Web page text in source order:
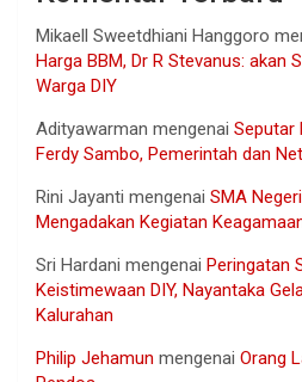
Mikaell Sweetdhiani Hanggoro
Harga BBM, Dr R Stevanus: akan
Warga DIY
Adityawarman mengenai Seputar
Ferdy Sambo, Pemerintah dan
Rini Jayanti mengenai SMA
Mengadakan Kegiatan
Sri Hardani mengenai Peringatan
Keistimewaan DIY, Nayantaka
Kalurahan
Philip Jehamun mengenai Orang